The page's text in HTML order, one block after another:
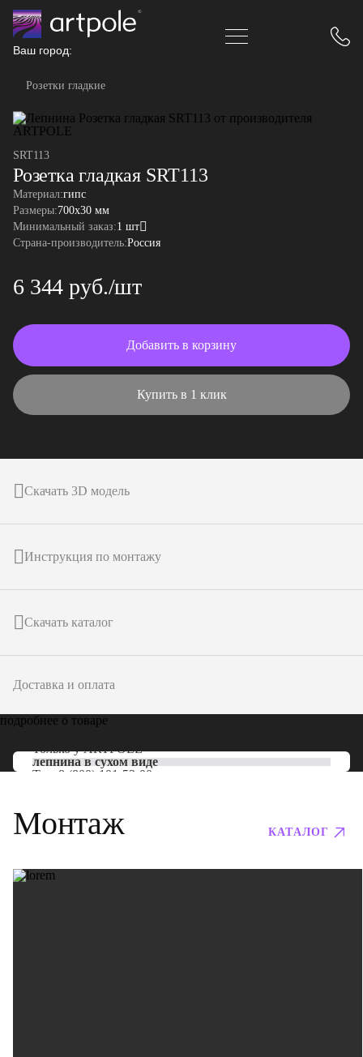
Ваш город:
Розетки гладкие
SRT113
Розетка гладкая SRT113
Материал:гипс
Размеры:700x30 мм
Минимальный заказ:1 шт
Страна-производитель:Россия
6 344 руб./шт
Добавить в корзину
Купить в 1 клик
Скачать 3D модель
Инструкция по монтажу
Скачать каталог
Доставка и оплата
подробнее о товаре
Только уARTPOLE
лепнина в сухом виде
Тел: 8 (800) 101-53-00
Монтаж КАТАЛОГ